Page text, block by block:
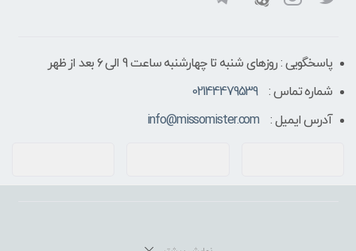
پاسخگویی : روزهای شنبه تا چهارشنبه ساعت 9 الی ۶ بعد از ظهر
شماره تماس :
02144479539
آدرس ایمیل :
info@missomister.com